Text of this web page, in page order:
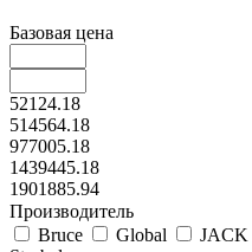
Базовая цена
52124.18
514564.18
977005.18
1439445.18
1901885.94
Производитель
Bruce
Global JACK